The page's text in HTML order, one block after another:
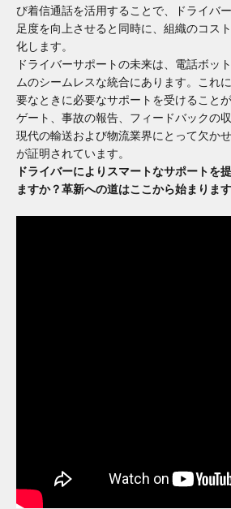
び着信通話を活用することで、ドライバ
足度を向上させると同時に、組織のコス
化します。
ドライバーサポートの未来は、電話ボッ
ムのシームレスな統合にあります。これ
要なときに必要なサポートを受けること
ゲート、事故の報告、フィードバックの
現代の輸送および物流業界にとって欠か
が証明されています。
ドライバーによりスマートなサポートを
ますか？革新への道はここから始まります